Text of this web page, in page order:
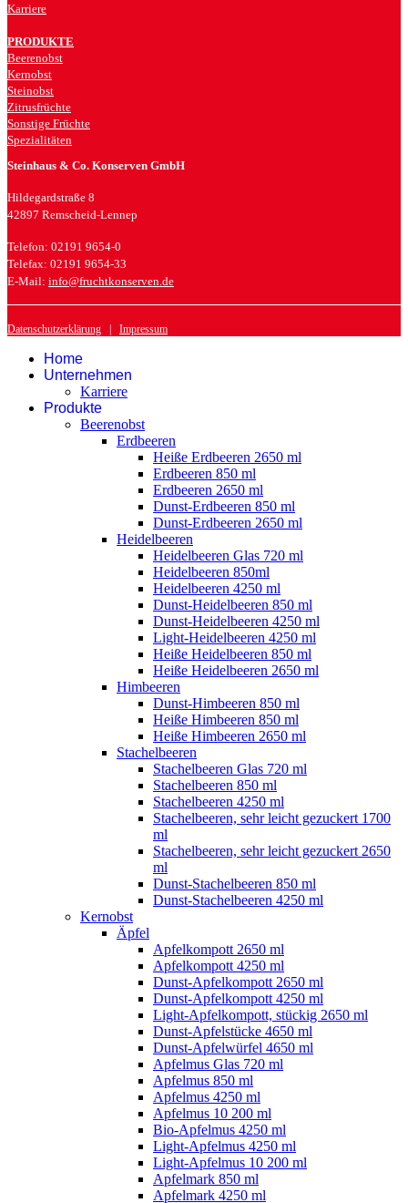
Karriere
PRODUKTE
Beerenobst
Kernobst
Steinobst
Zitrusfrüchte
Sonstige Früchte
Spezialitäten
Steinhaus & Co. Konserven GmbH
Hildegardstraße 8
42897 Remscheid-Lennep
Telefon: 02191 9654-0
Telefax: 02191 9654-33
E-Mail: info@fruchtkonserven.de
Datenschutzerklärung | Impressum
Home
Unternehmen
Karriere
Produkte
Beerenobst
Erdbeeren
Heiße Erdbeeren 2650 ml
Erdbeeren 850 ml
Erdbeeren 2650 ml
Dunst-Erdbeeren 850 ml
Dunst-Erdbeeren 2650 ml
Heidelbeeren
Heidelbeeren Glas 720 ml
Heidelbeeren 850ml
Heidelbeeren 4250 ml
Dunst-Heidelbeeren 850 ml
Dunst-Heidelbeeren 4250 ml
Light-Heidelbeeren 4250 ml
Heiße Heidelbeeren 850 ml
Heiße Heidelbeeren 2650 ml
Himbeeren
Dunst-Himbeeren 850 ml
Heiße Himbeeren 850 ml
Heiße Himbeeren 2650 ml
Stachelbeeren
Stachelbeeren Glas 720 ml
Stachelbeeren 850 ml
Stachelbeeren 4250 ml
Stachelbeeren, sehr leicht gezuckert 1700
ml
Stachelbeeren, sehr leicht gezuckert 2650
ml
Dunst-Stachelbeeren 850 ml
Dunst-Stachelbeeren 4250 ml
Kernobst
Äpfel
Apfelkompott 2650 ml
Apfelkompott 4250 ml
Dunst-Apfelkompott 2650 ml
Dunst-Apfelkompott 4250 ml
Light-Apfelkompott, stückig 2650 ml
Dunst-Apfelstücke 4650 ml
Dunst-Apfelwürfel 4650 ml
Apfelmus Glas 720 ml
Apfelmus 850 ml
Apfelmus 4250 ml
Apfelmus 10 200 ml
Bio-Apfelmus 4250 ml
Light-Apfelmus 4250 ml
Light-Apfelmus 10 200 ml
Apfelmark 850 ml
Apfelmark 4250 ml